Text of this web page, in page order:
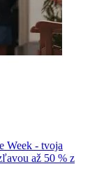
Week - tvoja
až 50 % z